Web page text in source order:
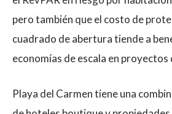
pero también que el costo de
cuadrado de abertura tiende a
economías de escala en
Playa del Carmen tiene una